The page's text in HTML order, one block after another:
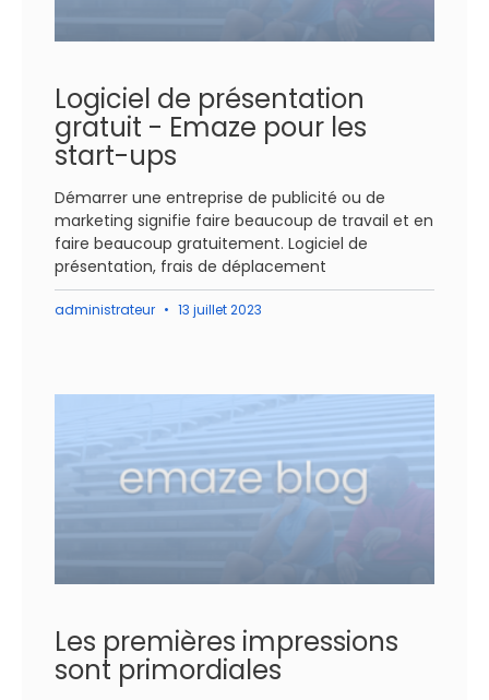
Logiciel de présentation
gratuit - Emaze pour les
start-ups
Démarrer une entreprise de publicité ou de
marketing signifie faire beaucoup de travail et en
faire beaucoup gratuitement. Logiciel de
présentation, frais de déplacement
administrateur 13 juillet 2023
Les premières impressions
sont primordiales